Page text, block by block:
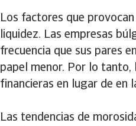
Los factores que
liquidez. Las empresas
frecuencia que sus pares
papel menor. Por lo tanto,
financieras en lugar de en
Las tendencias de